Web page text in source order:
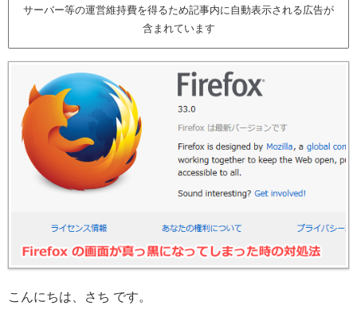
サーバー等の運営維持費を得るため記事内に自動表示される広告が
含まれています
こんにちは、さち です。